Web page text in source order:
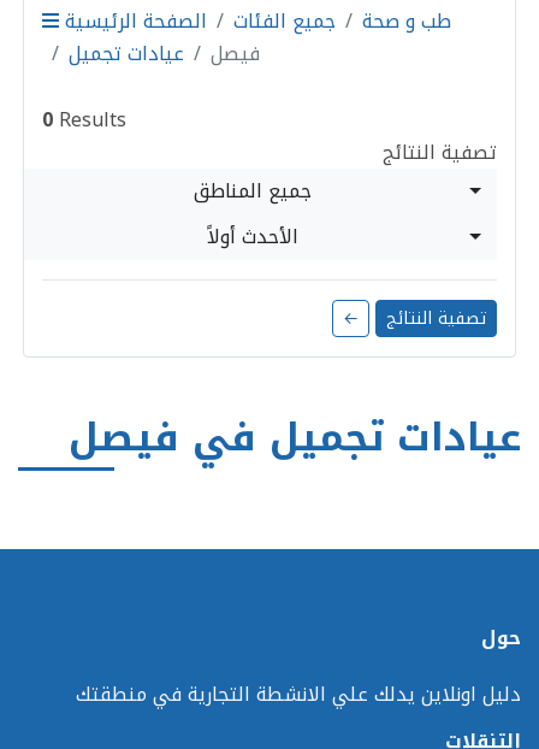
الصفحة الرئيسية جميع الفئات
طب و صحة
عيادات تجميل
فيصل
0Results
تصفية النتائج
جميع المناطق
الأحدث أولاً
← تصفية النتائج
عيادات تجميل في فيصل
حول
دليل اونلاين يدلك علي الانشطة التجارية في منطقتك
التنقلات